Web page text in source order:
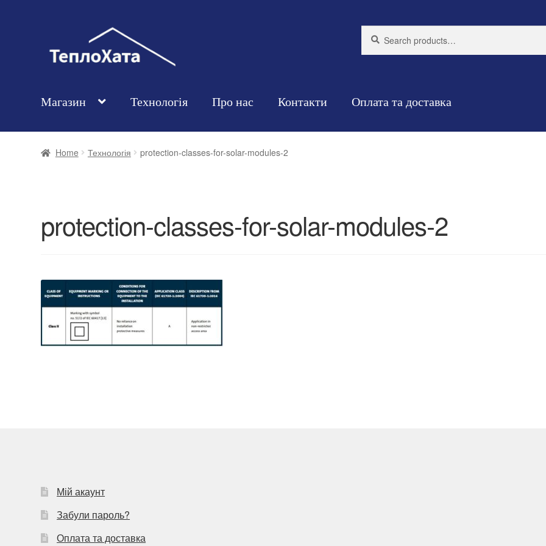
for:
Магазин Технологія Про нас Контакти Оплата та доставка
Home Технологія protection-classes-for-solar-modules-2
protection-classes-for-solar-modules-2
Мій акаунт
Забули пароль?
Оплата та доставка